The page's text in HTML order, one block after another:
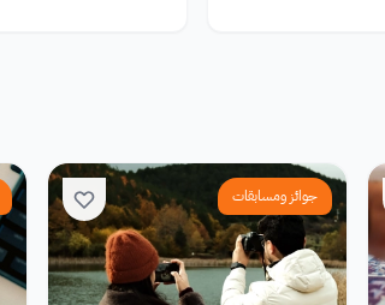
جوائز ومسابقات